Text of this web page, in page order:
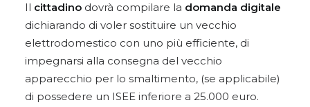
Il cittadino dovrà compilare la domanda digitale
dichiarando di voler sostituire un vecchio
elettrodomestico con uno più efficiente, di
impegnarsi alla consegna del vecchio
apparecchio per lo smaltimento, (se applicabile)
di possedere un ISEE inferiore a 25.000 euro.